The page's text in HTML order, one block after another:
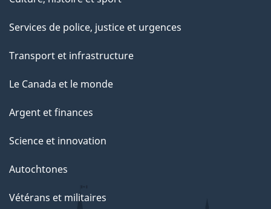
Services de police, justice et urgences
Transport et infrastructure
Le Canada et le monde
Argent et finances
Science et innovation
Autochtones
Vétérans et militaires